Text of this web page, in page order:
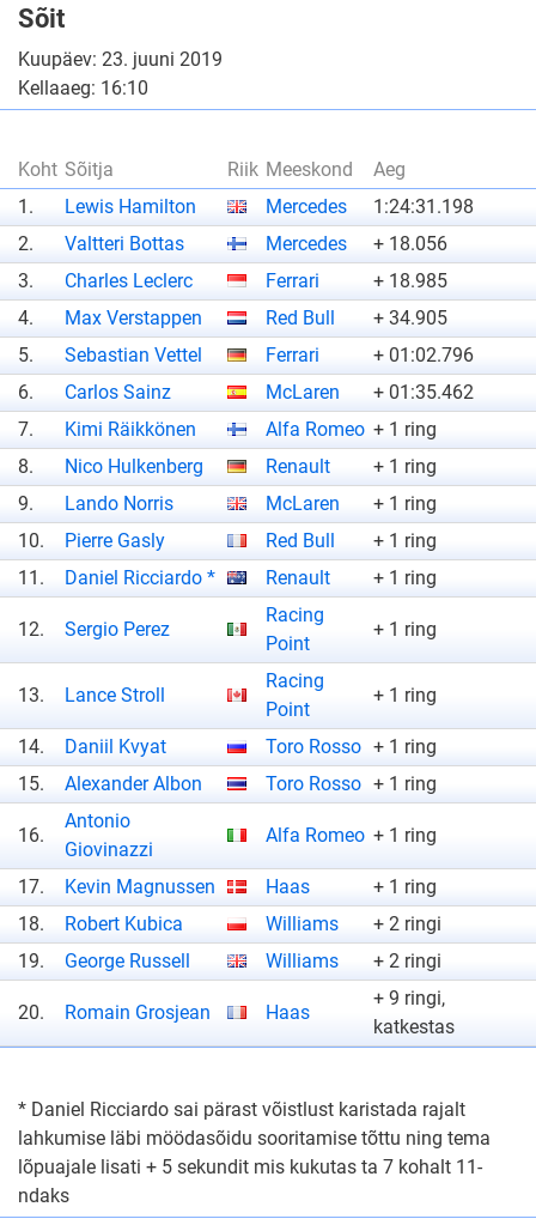
Sõit
Kuupäev: 23. juuni 2019
Kellaaeg: 16:10
Koht Sõitja Riik Meeskond
Aeg
1.
Lewis Hamilton Mercedes
1:24:31.198
2.
Valtteri Bottas Mercedes
+ 18.056
3.
Charles Leclerc Ferrari
+ 18.985
4.
Max Verstappen Red Bull
+ 34.905
5.
Sebastian Vettel Ferrari
+ 01:02.796
6.
Carlos Sainz McLaren
+ 01:35.462
7.
Kimi Räikkönen Alfa Romeo + 1 ring
8.
Nico Hulkenberg Renault
+ 1 ring
9.
Lando Norris McLaren
+ 1 ring
10.
Pierre Gasly Red Bull
+ 1 ring
11.
Daniel Ricciardo * Renault + 1 ring
12. Sergio Perez
Racing
Point
+ 1 ring
13. Lance Stroll
Racing
Point
+ 1 ring
14. Daniil Kvyat Toro Rosso + 1 ring
15.
Alexander Albon Toro Rosso + 1 ring
16.
Antonio
Giovinazzi
Alfa Romeo + 1 ring
17. Kevin Magnussen Haas
+ 1 ring
18.
Robert Kubica Williams
+ 2 ringi
19.
George Russell Williams + 2 ringi
20. Romain Grosjean Haas
+ 9 ringi,
katkestas
* Daniel Ricciardo sai pärast võistlust karistada rajalt
lahkumise läbi möödasõidu sooritamise tõttu ning tema
lõpuajale lisati + 5 sekundit mis kukutas ta 7 kohalt 11-
ndaks